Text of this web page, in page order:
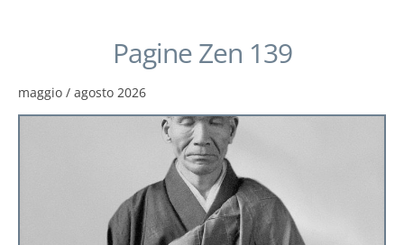
Pagine Zen 139
maggio / agosto 2026